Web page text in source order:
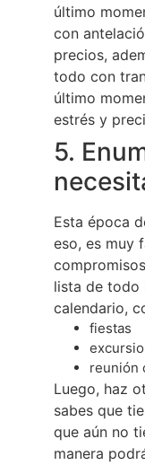
último
con
precios,
todo con
último
estrés y
5.
Esta época
eso, es muy
lista de todo
calendario,
fiestas
reunión
Luego, haz
sabes que
que aún no
manera